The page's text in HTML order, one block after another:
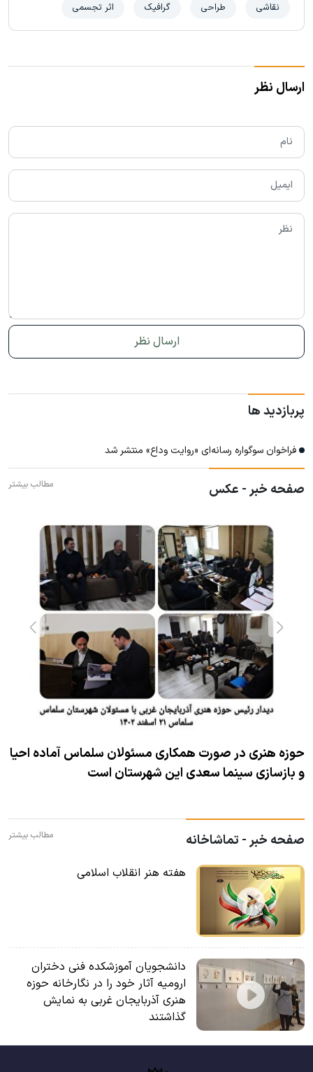
نقاشی
طراحی گرافیک اثر تجسمی
ارسال نظر
پربازدید ها
فراخوان سوگواره رسانه‌ای «روایت وداع» منتشر شد
صفحه خبر - عکس مطالب بیشتر
حوزه هنری در صورت همکاری مسئولان سلماس آماده احیا
و بازسازی سینما سعدی این شهرستان است
صفحه خبر - تماشاخانه مطالب بیشتر
هفته هنر انقلاب اسلامی
دانشجویان آموزشکده فنی دختران
ارومیه آثار خود را در نگارخانه حوزه
هنری آذربایجان غربی به نمایش
گذاشتند